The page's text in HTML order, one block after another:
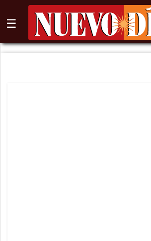
☰
⌕